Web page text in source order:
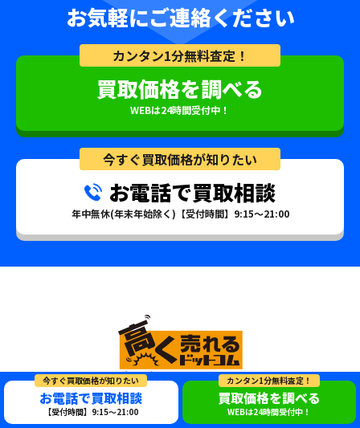
今すぐ買取価格が知りたい
お電話で買取相談
【受付時間】9:15～21:00
カンタン1分無料査定！
買取価格を調べる
WEBは24時間受付中！
お気軽にご連絡ください
カンタン1分無料査定！
買取価格を調べる
WEBは24時間受付中！
今すぐ買取価格が知りたい
お電話で買取相談
年中無休(年末年始除く)【受付時間】9:15～21:00
どんなジャンルも買取可能！